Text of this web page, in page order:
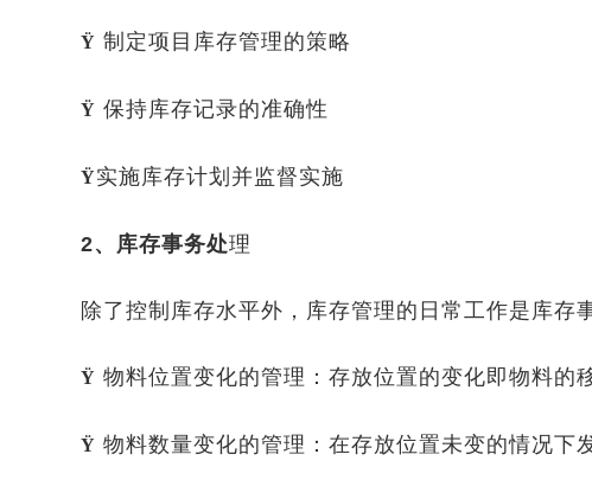
Ÿ 制定项目库存管理的策略
Ÿ 保持库存记录的准确性
Ÿ实施库存计划并监督实施
2、库存事务处理
除了控制库存水平外，库存管理的日常工作是库存
Ÿ 物料位置变化的管理：存放位置的变化即物料的
Ÿ 物料数量变化的管理：在存放位置未变的情况下